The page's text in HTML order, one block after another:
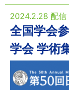
2024.2.28 配信
全国学会
学会 学術